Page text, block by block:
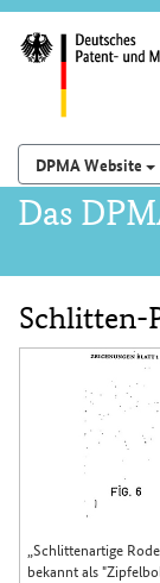
Suchen auf
DPMA Website
Das
Inhalt
Schlitten-
„Schlittenartige
bekannt als